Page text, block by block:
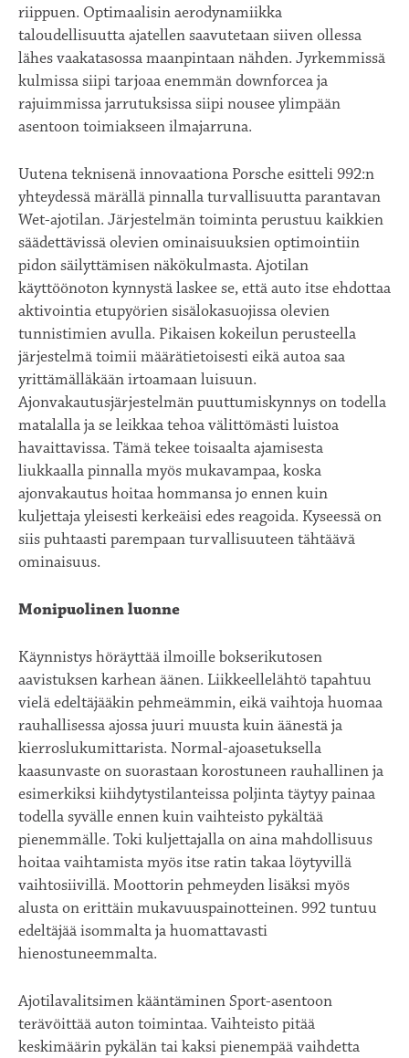
riippuen. Optimaalisin aerodynamiikka
taloudellisuutta ajatellen saavutetaan siiven ollessa
lähes vaakatasossa maanpintaan nähden. Jyrkemmissä
kulmissa siipi tarjoaa enemmän downforcea ja
rajuimmissa jarrutuksissa siipi nousee ylimpään
asentoon toimiakseen ilmajarruna.
Uutena teknisenä innovaationa Porsche esitteli 992:n
yhteydessä märällä pinnalla turvallisuutta parantavan
Wet-ajotilan. Järjestelmän toiminta perustuu kaikkien
säädettävissä olevien ominaisuuksien optimointiin
pidon säilyttämisen näkökulmasta. Ajotilan
käyttöönoton kynnystä laskee se, että auto itse ehdottaa
aktivointia etupyörien sisälokasuojissa olevien
tunnistimien avulla. Pikaisen kokeilun perusteella
järjestelmä toimii määrätietoisesti eikä autoa saa
yrittämälläkään irtoamaan luisuun.
Ajonvakautusjärjestelmän puuttumiskynnys on todella
matalalla ja se leikkaa tehoa välittömästi luistoa
havaittavissa. Tämä tekee toisaalta ajamisesta
liukkaalla pinnalla myös mukavampaa, koska
ajonvakautus hoitaa hommansa jo ennen kuin
kuljettaja yleisesti kerkeäisi edes reagoida. Kyseessä on
siis puhtaasti parempaan turvallisuuteen tähtäävä
ominaisuus.
Monipuolinen luonne
Käynnistys höräyttää ilmoille bokserikutosen
aavistuksen karhean äänen. Liikkeellelähtö tapahtuu
vielä edeltäjääkin pehmeämmin, eikä vaihtoja huomaa
rauhallisessa ajossa juuri muusta kuin äänestä ja
kierroslukumittarista. Normal-ajoasetuksella
kaasunvaste on suorastaan korostuneen rauhallinen ja
esimerkiksi kiihdytystilanteissa poljinta täytyy painaa
todella syvälle ennen kuin vaihteisto pykältää
pienemmälle. Toki kuljettajalla on aina mahdollisuus
hoitaa vaihtamista myös itse ratin takaa löytyvillä
vaihtosiivillä. Moottorin pehmeyden lisäksi myös
alusta on erittäin mukavuuspainotteinen. 992 tuntuu
edeltäjää isommalta ja huomattavasti
hienostuneemmalta.
Ajotilavalitsimen kääntäminen Sport-asentoon
terävöittää auton toimintaa. Vaihteisto pitää
keskimäärin pykälän tai kaksi pienempää vaihdetta